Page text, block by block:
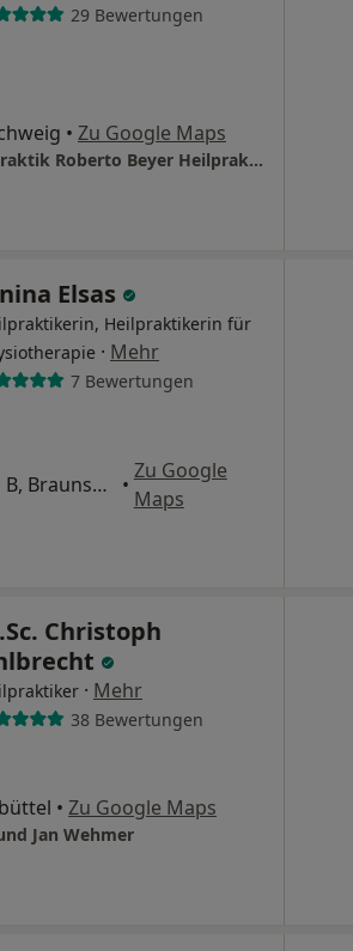
29 Bewertungen
• Zu Google Maps
Fachpraxis für Chiropraktik Roberto Beyer Heilpraktiker
Elsas
Heilpraktikerin für
· Mehr
7 Bewertungen
Kurzekampstraße 1 B, Braunschweig •
Zu Google
Maps
Christoph
· Mehr
38 Bewertungen
• Zu Google Maps
Jan Wehmer